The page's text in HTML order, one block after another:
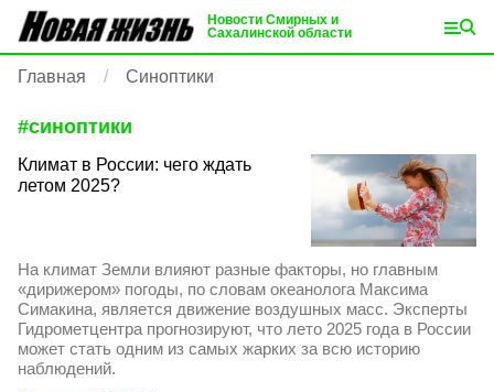
Новости Смирных и
Сахалинской области
Главная Синоптики
#синоптики
Климат в России: чего ждать
летом 2025?
На климат Земли влияют разные факторы, но главным
«дирижером» погоды, по словам океанолога Максима
Симакина, является движение воздушных масс. Эксперты
Гидрометцентра прогнозируют, что лето 2025 года в России
может стать одним из самых жарких за всю историю
наблюдений.